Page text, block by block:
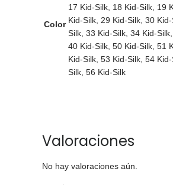
Color
17 Kid-Silk, 18 Kid-Silk, 19
Kid-Silk, 29 Kid-Silk, 30
Silk, 33 Kid-Silk, 34 Kid-Silk,
40 Kid-Silk, 50 Kid-Silk, 51
Kid-Silk, 53 Kid-Silk, 54
Silk, 56 Kid-Silk
Valoraciones
No hay valoraciones aún.